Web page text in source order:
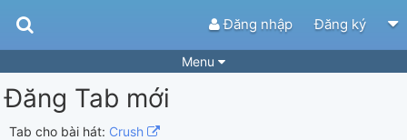
Đăng nhập Đăng ký
Menu
Bài hát
Playlist
Đăng Tab mới
Tab cho bài hát: Crush